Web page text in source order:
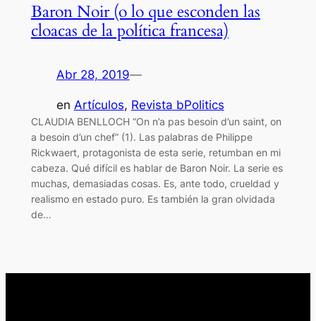
Baron Noir (o lo que esconden las
cloacas de la política francesa)
Abr 28, 2019—
en Artículos, Revista bPolitics
CLAUDIA BENLLOCH “On n’a pas besoin d’un saint, on
a besoin d’un chef” (1). Las palabras de Philippe
Rickwaert, protagonista de esta serie, retumban en mi
cabeza. Qué difícil es hablar de Baron Noir. La serie es
muchas, demasiadas cosas. Es, ante todo, crueldad y
realismo en estado puro. Es también la gran olvidada
de…